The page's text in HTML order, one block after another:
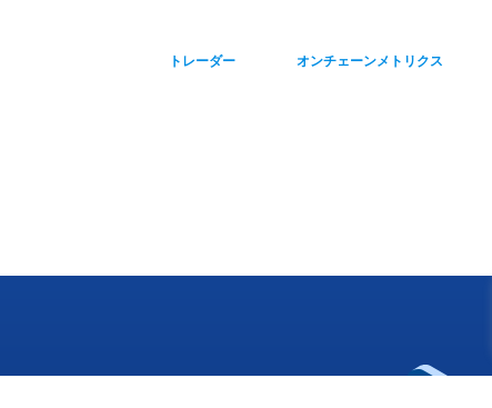
トレーダー オンチェーンメトリクス